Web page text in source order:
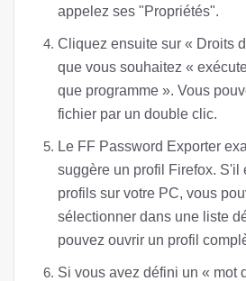
appelez ses "Propriétés".
Cliquez ensuite sur « Droits
que vous souhaitez «
que programme ». Vous
fichier par un double clic.
Le FF Password Exporter
suggère un profil Firefox. S'il
profils sur votre PC, vous
sélectionner dans une liste
pouvez ouvrir un profil
Si vous avez défini un « mot